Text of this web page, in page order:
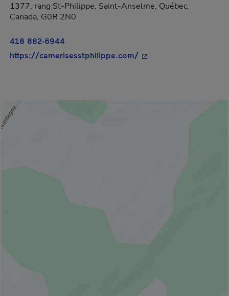
1377, rang St-Philippe, Saint-Anselme, Québec,
Canada, G0R 2N0
418 882-6944
https://camerisesstphilippe.com/- Cet hyperlien